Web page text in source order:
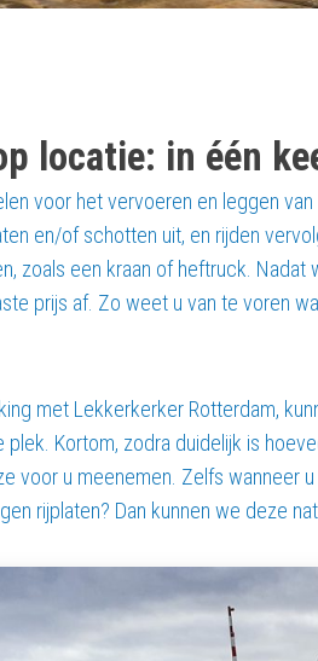
locatie: in één
voor het vervoeren en leggen
en/of schotten uit, en rijden
zoals een kraan of heftruck.
prijs af. Zo weet u van te voren
met Lekkerkerker Rotterdam,
Kortom, zodra duidelijk is
voor u meenemen. Zelfs wanneer
rijplaten? Dan kunnen we deze